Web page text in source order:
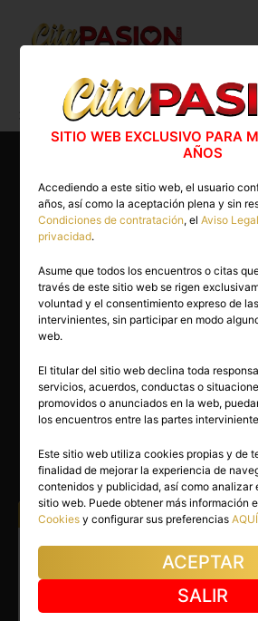
Cita PASION.COM>Gays >
Lucas
28 años
LUCAS
Madrid capital
Atiendo a: Hombres
Gay en Madrid
personalidad
SITIO WEB EXCLUSIVO PARA
AÑOS
Accediendo a este sitio web, el usuario
años, así como la aceptación plena y sin
Condiciones de contratación, elAviso Legal
privacidad.
Asume que todos los encuentros o citas
través de este sitio web se rigen
voluntad y el consentimiento expreso de
intervinientes, sin participar en modo
web.
El titular del sitio web declina toda
servicios, acuerdos, conductas o
promovidos o anunciados en la web,
los encuentros entre las partes
Este sitio web utiliza cookies propias y de
finalidad de mejorar la experiencia de
contenidos y publicidad, así como analizar
sitio web. Puede obtener más información
Cookies y configurar sus preferenciasAQUÍ
ACEPTAR
SALIR